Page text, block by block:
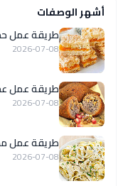
أشهر الوصفات
طريقة عمل
2026-07-08
طريقة عمل
2026-07-08
طريقة عمل
2026-07-08